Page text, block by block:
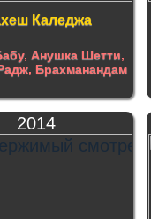
Каледжа
,Анушка Шетти,
,Брахманандам
2014